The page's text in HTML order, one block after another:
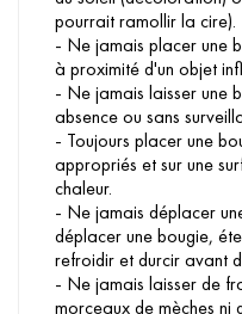
pourrait ramollir la cire).
- Ne jamais placer une
à proximité d'un objet
- Ne jamais laisser une
absence ou sans
- Toujours placer une
appropriés et sur une
chaleur.
- Ne jamais déplacer
déplacer une bougie,
refroidir et durcir avant
- Ne jamais laisser de
morceaux de mèches ni